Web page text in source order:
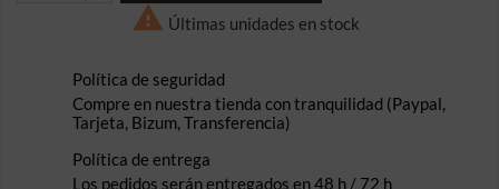
 Últimas unidades en stock
Política de seguridad
Compre en nuestra tienda con tranquilidad (Paypal,
Tarjeta, Bizum, Transferencia)
Política de entrega
Los pedidos serán entregados en 48 h / 72 h